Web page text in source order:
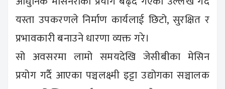
यस्ता उपकरणले निर्माण कार्यलाई छिटो, सुरक्षित र
प्रभावकारी बनाउने धारणा व्यक्त गरे।
सो अवसरमा लामो समयदेखि जेसीबीका मेसिन
प्रयोग गर्दै आएका पञ्चलक्ष्मी इट्टा उद्योगका सञ्चालक